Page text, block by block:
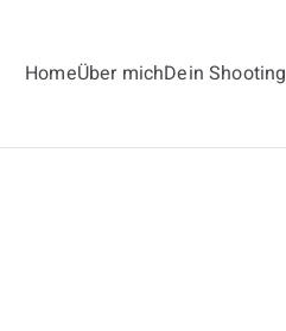
HomeÜber michDein Shooting